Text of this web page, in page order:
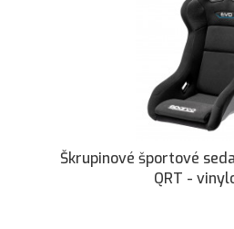
Škrupinové športové
QRT -